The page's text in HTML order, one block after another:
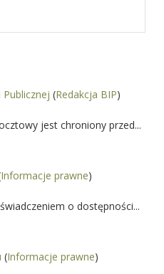
Publicznej(Redakcja BIP)
jest chroniony przed...
Informacje prawne)
o dostępności...
(Informacje prawne)